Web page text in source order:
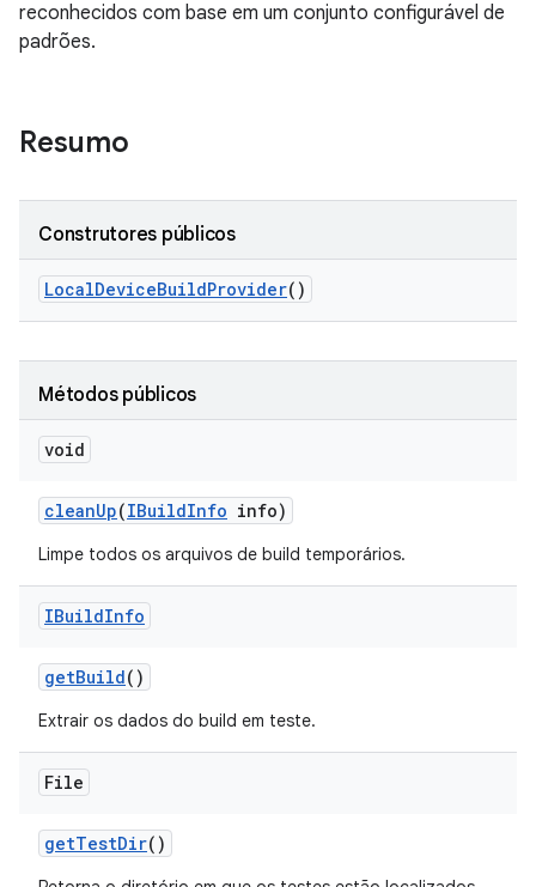
reconhecidos com base em um conjunto configurável de
padrões.
Resumo
Construtores públicos
LocalDeviceBuildProvider()
Métodos públicos
void
cleanUp(IBuildInfo info)
Limpe todos os arquivos de build temporários.
IBuildInfo
getBuild()
Extrair os dados do build em teste.
File
getTestDir()